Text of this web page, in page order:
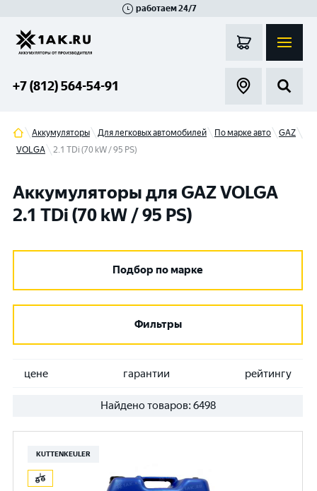
работаем 24/7
+7 (812) 564-54-91
Аккумуляторы Для легковых автомобилей По марке авто
GAZ
VOLGA
2.1 TDi (70 kW / 95 PS)
Аккумуляторы для GAZ VOLGA
2.1 TDi (70 kW / 95 PS)
Подбор по марке
Фильтры
цене гарантии рейтингу
Найдено товаров: 6498
KUTTENKEULER
Гатчина